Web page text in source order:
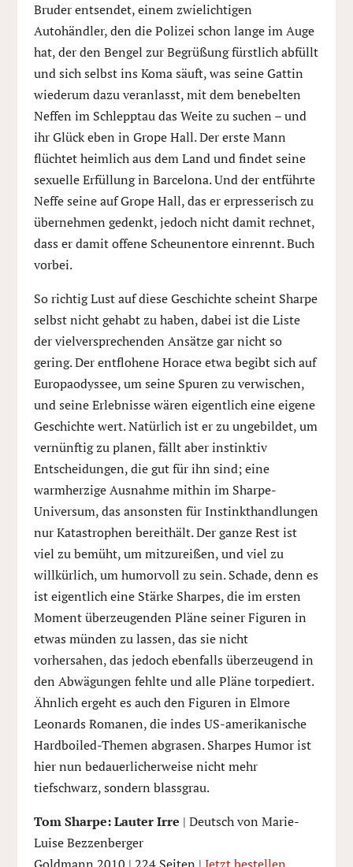
Bruder entsendet, einem zwielichtigen
Autohändler, den die Polizei schon lange im Auge
hat, der den Bengel zur Begrüßung fürstlich abfüllt
und sich selbst ins Koma säuft, was seine Gattin
wiederum dazu veranlasst, mit dem benebelten
Neffen im Schlepptau das Weite zu suchen – und
ihr Glück eben in Grope Hall. Der erste Mann
flüchtet heimlich aus dem Land und findet seine
sexuelle Erfüllung in Barcelona. Und der entführte
Neffe seine auf Grope Hall, das er erpresserisch zu
übernehmen gedenkt, jedoch nicht damit rechnet,
dass er damit offene Scheunentore einrennt. Buch
vorbei.
So richtig Lust auf diese Geschichte scheint Sharpe
selbst nicht gehabt zu haben, dabei ist die Liste
der vielversprechenden Ansätze gar nicht so
gering. Der entflohene Horace etwa begibt sich auf
Europaodyssee, um seine Spuren zu verwischen,
und seine Erlebnisse wären eigentlich eine eigene
Geschichte wert. Natürlich ist er zu ungebildet, um
vernünftig zu planen, fällt aber instinktiv
Entscheidungen, die gut für ihn sind; eine
warmherzige Ausnahme mithin im Sharpe-
Universum, das ansonsten für Instinkthandlungen
nur Katastrophen bereithält. Der ganze Rest ist
viel zu bemüht, um mitzureißen, und viel zu
willkürlich, um humorvoll zu sein. Schade, denn es
ist eigentlich eine Stärke Sharpes, die im ersten
Moment überzeugenden Pläne seiner Figuren in
etwas münden zu lassen, das sie nicht
vorhersahen, das jedoch ebenfalls überzeugend in
den Abwägungen fehlte und alle Pläne torpediert.
Ähnlich ergeht es auch den Figuren in Elmore
Leonards Romanen, die indes US-amerikanische
Hardboiled-Themen abgrasen. Sharpes Humor ist
hier nun bedauerlicherweise nicht mehr
tiefschwarz, sondern blassgrau.
Tom Sharpe: Lauter Irre | Deutsch von Marie-
Luise Bezzenberger